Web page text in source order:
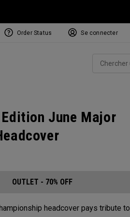
Order Status Se connecter
June Major
OUTLET - 70% OFF
headcover pays tribute to